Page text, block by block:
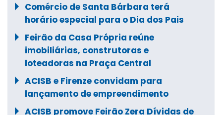
Comércio de Santa Bárbara terá
horário especial para o Dia dos Pais
Feirão da Casa Própria reúne
imobiliárias, construtoras e
loteadoras na Praça Central
ACISB e Firenze convidam para
lançamento de empreendimento
ACISB promove Feirão Zera Dívidas de